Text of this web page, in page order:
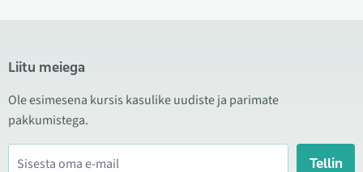
Liitu meiega
Ole esimesena kursis kasulike uudiste ja parimate
pakkumistega.
Tellin